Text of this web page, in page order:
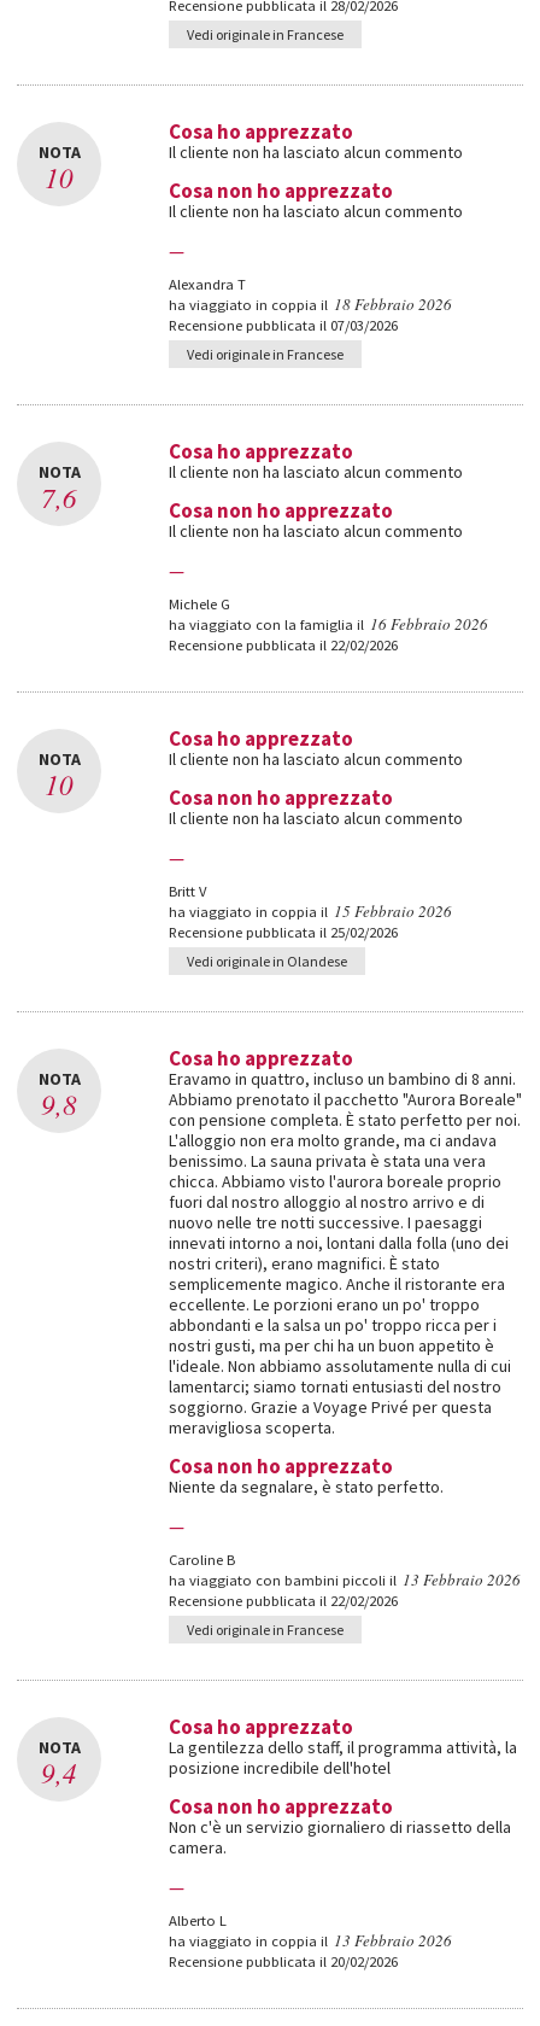
Recensione pubblicata il 28/02/2026
Vedi originale in Francese
NOTA
10
Cosa ho apprezzato
Il cliente non ha lasciato alcun commento
Cosa non ho apprezzato
Il cliente non ha lasciato alcun commento
—
Alexandra T
ha viaggiato in coppia il 18 Febbraio 2026
Recensione pubblicata il 07/03/2026
Vedi originale in Francese
NOTA
7,6
Cosa ho apprezzato
Il cliente non ha lasciato alcun commento
Cosa non ho apprezzato
Il cliente non ha lasciato alcun commento
—
Michele G
ha viaggiato con la famiglia il 16 Febbraio 2026
Recensione pubblicata il 22/02/2026
NOTA
10
Cosa ho apprezzato
Il cliente non ha lasciato alcun commento
Cosa non ho apprezzato
Il cliente non ha lasciato alcun commento
—
Britt V
ha viaggiato in coppia il 15 Febbraio 2026
Recensione pubblicata il 25/02/2026
Vedi originale in Olandese
NOTA
9,8
Cosa ho apprezzato
Eravamo in quattro, incluso un bambino di 8 anni.
Abbiamo prenotato il pacchetto "Aurora Boreale"
con pensione completa. È stato perfetto per noi.
L'alloggio non era molto grande, ma ci andava
benissimo. La sauna privata è stata una vera
chicca. Abbiamo visto l'aurora boreale proprio
fuori dal nostro alloggio al nostro arrivo e di
nuovo nelle tre notti successive. I paesaggi
innevati intorno a noi, lontani dalla folla (uno dei
nostri criteri), erano magnifici. È stato
semplicemente magico. Anche il ristorante era
eccellente. Le porzioni erano un po' troppo
abbondanti e la salsa un po' troppo ricca per i
nostri gusti, ma per chi ha un buon appetito è
l'ideale. Non abbiamo assolutamente nulla di cui
lamentarci; siamo tornati entusiasti del nostro
soggiorno. Grazie a Voyage Privé per questa
meravigliosa scoperta.
Cosa non ho apprezzato
Niente da segnalare, è stato perfetto.
—
Caroline B
ha viaggiato con bambini piccoli il 13 Febbraio 2026
Recensione pubblicata il 22/02/2026
Vedi originale in Francese
NOTA
9,4
Cosa ho apprezzato
La gentilezza dello staff, il programma attività, la
posizione incredibile dell'hotel
Cosa non ho apprezzato
Non c'è un servizio giornaliero di riassetto della
camera.
—
Alberto L
ha viaggiato in coppia il 13 Febbraio 2026
Recensione pubblicata il 20/02/2026